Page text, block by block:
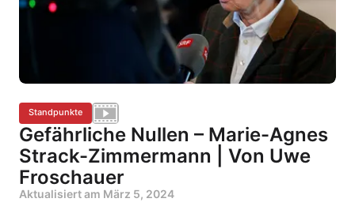
Standpunkte
Gefährliche Nullen – Marie-Agnes
Strack-Zimmermann | Von Uwe
Froschauer
Aktualisiert am März 5, 2024